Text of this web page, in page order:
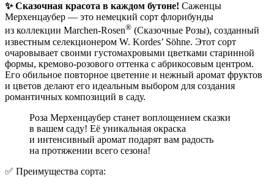
✨ Сказочная красота в каждом бутоне! Саженцы
Мерхенцаубер — это немецкий сорт флорибунды
из коллекции Marchen-Rosen® (Сказочные Розы), созданный
известным селекционером W. Kordes’ Söhne. Этот сорт
очаровывает своими густомахровыми цветками старинной
формы, кремово-розового оттенка с абрикосовым центром.
Его обильное повторное цветение и нежный аромат фруктов
и цветов делают его идеальным выбором для создания
романтичных композиций в саду.
Роза Мерхенцаубер станет воплощением сказки
в вашем саду! Её уникальная окраска
и интенсивный аромат подарят вам радость
на протяжении всего сезона!
✅ Преимущества сорта: